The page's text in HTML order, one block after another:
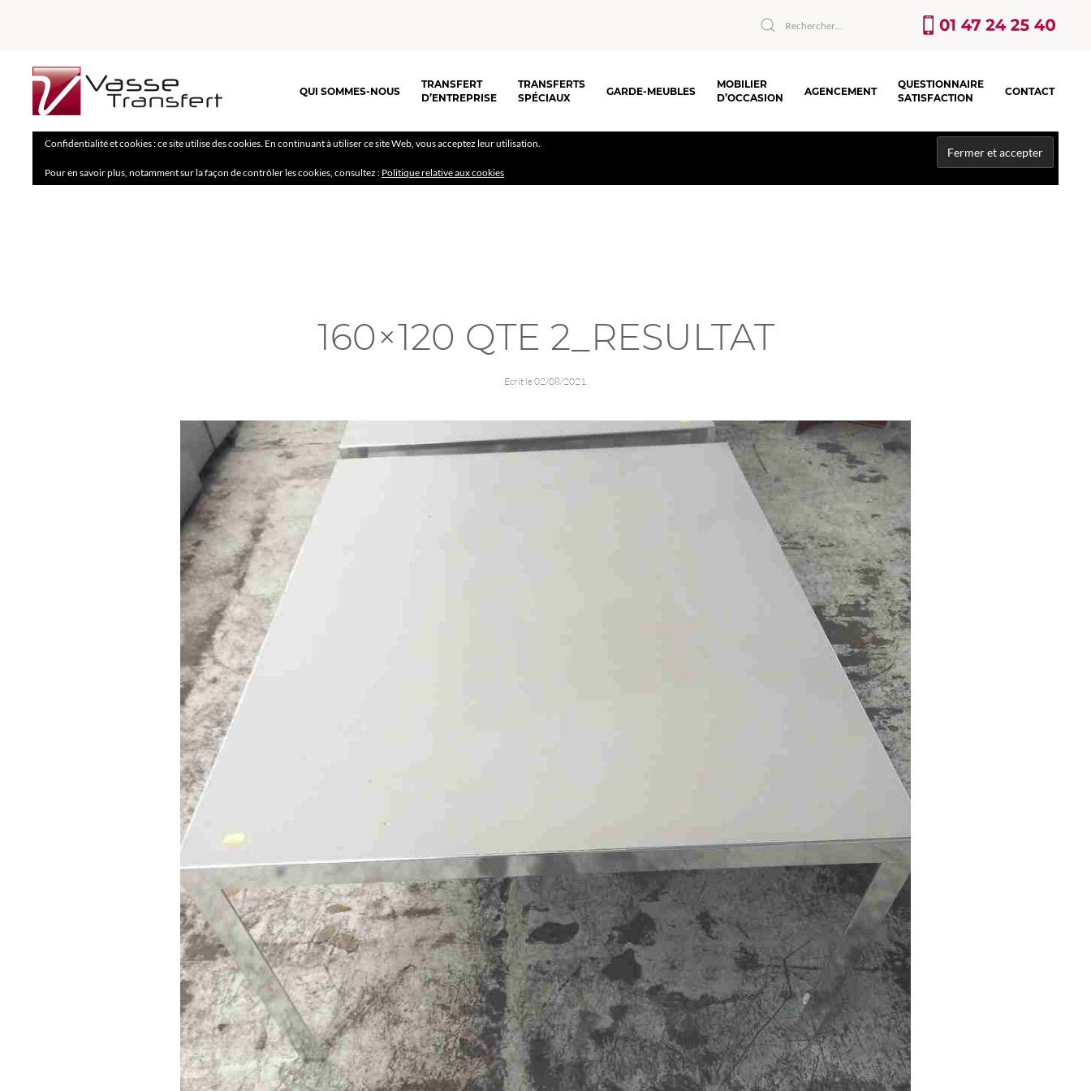
QUI SOMMES-NOUS
TRANSFERT
D’ENTREPRISE
TRANSFERTS
SPÉCIAUX
GARDE-MEUBLES
MOBILIER
D’OCCASION
AGENCEMENT
QUESTIONNAIRE
SATISFACTION
CONTACT
Confidentialité et cookies : ce site utilise des cookies. En continuant à utiliser ce site Web, vous acceptez leur utilisation.
Pour en savoir plus, notamment sur la façon de contrôler les cookies, consultez : Politique relative aux cookies
160×120 QTE 2_RESULTAT
Écrit le02/08/2021.